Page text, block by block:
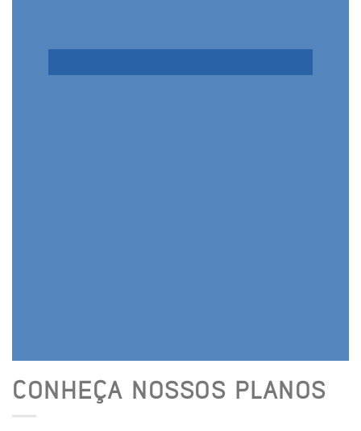
CONHEÇA NOSSOS PLANOS